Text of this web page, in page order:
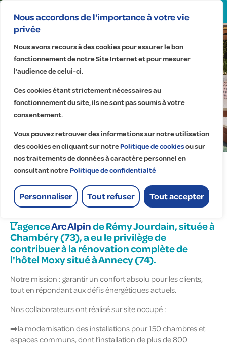
Nous accordons de l'importance à votre vie
privée
Nous avons recours à des cookies pour assurer le bon
fonctionnement de notre Site Internet et pour mesurer
l’audience de celui-ci.
Ces cookies étant strictement nécessaires au
fonctionnement du site, ils ne sont pas soumis à votre
consentement.
Vous pouvez retrouver des informations sur notre utilisation
des cookies en cliquant sur notrePolitique de cookiesou sur
nos traitements de données à caractère personnel en
consultant notrePolitique de confidentialté
Personnaliser Tout refuser Tout accepter
Éclairer l'excellence : nos
solutions électriques au
service de l'hôtel Moxy à
Annecy.
Accueil > Actualités
Éclairer l'excellence : nos solutions électriques au service de
l'hôtel Moxy à Annecy.
Publications
L’agenceArc Alpinde Rémy Jourdain, située à
Chambéry (73), a eu le privilège de
contribuer à la rénovation complète de
l'hôtel Moxy situé à Annecy (74).
Notre mission : garantir un confort absolu pour les clients,
tout en répondant aux défis énergétiques actuels.
Nos collaborateurs ont réalisé sur site occupé :
➡️la modernisation des installations pour 150 chambres et
espaces communs, dont l’installation de plus de 800